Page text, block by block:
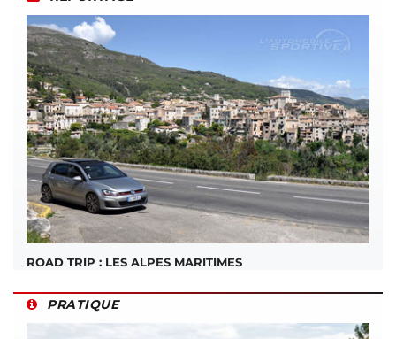
ROAD TRIP : LES ALPES MARITIMES
PRATIQUE